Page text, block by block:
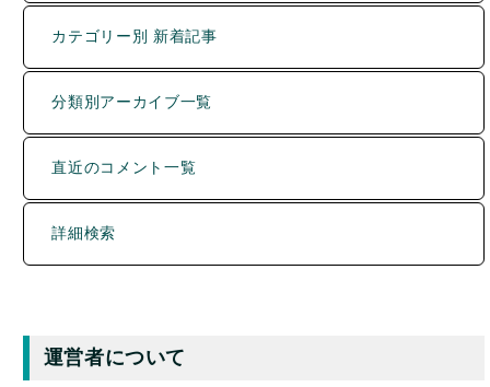
カテゴリー別 新着記事
分類別アーカイブ一覧
直近のコメント一覧
詳細検索
運営者について